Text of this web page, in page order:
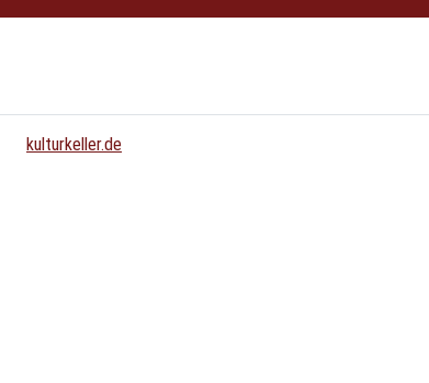
kulturkeller.de